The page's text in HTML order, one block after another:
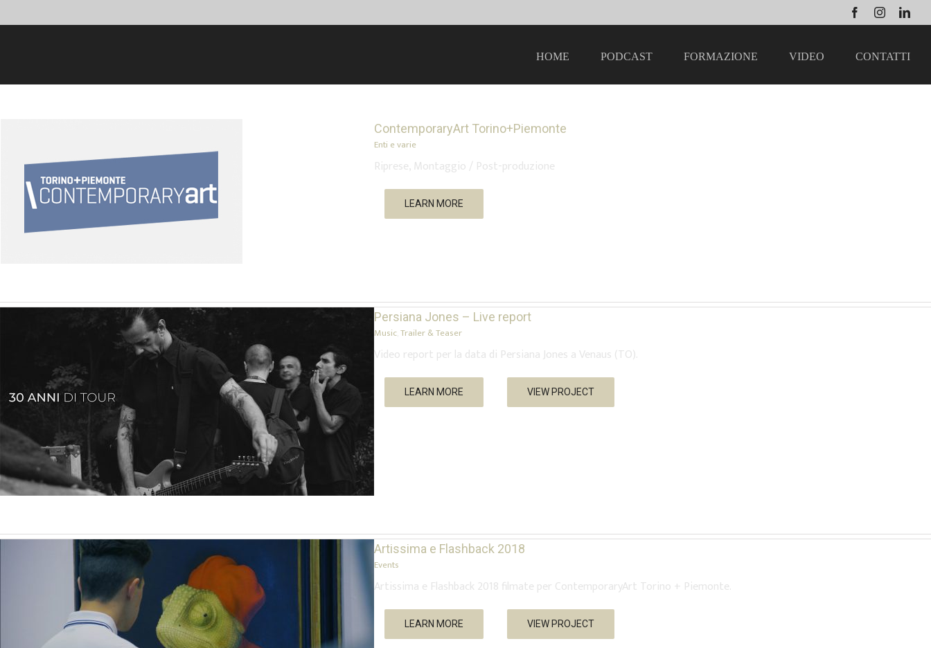
FacebookInstagram
HOME PODCAST FORMAZIONE VIDEO CONTATTI
ContemporaryArt Torino+Piemonte
Enti e varie
Riprese, Montaggio / Post-produzione
LEARN MORE
Persiana Jones – Live report
Persiana Jones – Live report
Music Trailer & Teaser
Video report per la data di Persiana Jones a Venaus (TO).
LEARN MORE VIEW PROJECT
Artissima e Flashback 2018
Events
Artissima e Flashback 2018
Events
Artissima e Flashback 2018 filmate per ContemporaryArt Torino + Piemonte.
LEARN MORE VIEW PROJECT